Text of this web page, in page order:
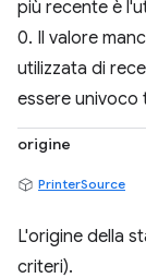
più recente è
0. Il valore
utilizzata di
essere univoco
origine
PrinterSource
L'origine della
criteri).